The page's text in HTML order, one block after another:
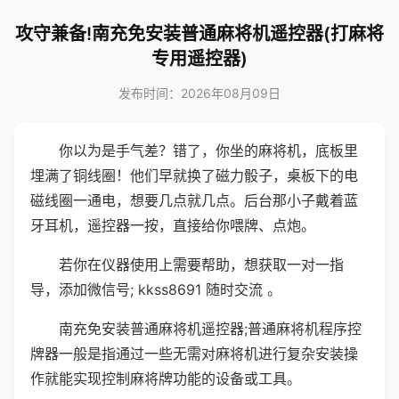
攻守兼备!南充免安装普通麻将机遥控器(打麻将
专用遥控器)
发布时间：2026年08月09日
你以为是手气差？错了，你坐的麻将机，底板里
埋满了铜线圈！他们早就换了磁力骰子，桌板下的电
磁线圈一通电，想要几点就几点。后台那小子戴着蓝
牙耳机，遥控器一按，直接给你喂牌、点炮。
若你在仪器使用上需要帮助，想获取一对一指
导，添加微信号; kkss8691 随时交流 。
南充免安装普通麻将机遥控器;普通麻将机程序控
牌器一般是指通过一些无需对麻将机进行复杂安装操
作就能实现控制麻将牌功能的设备或工具。